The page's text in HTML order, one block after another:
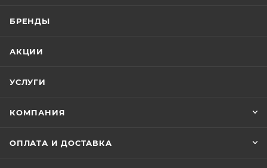
БРЕНДЫ
АКЦИИ
УСЛУГИ
КОМПАНИЯ
ОПЛАТА И ДОСТАВКА